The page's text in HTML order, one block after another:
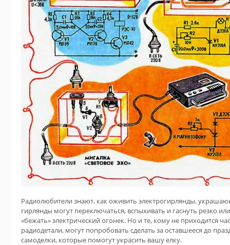
Радиолюбители знают, как оживить электрогирлянды,
гирлянды могут переключаться, вспыхивать и гаснуть резко
«бежать» электрический огонек. Но и те, кому не приходится
радиодетали, могут попробовать сделать за оставшееся до
самоделки, которые помогут украсить вашу елку.